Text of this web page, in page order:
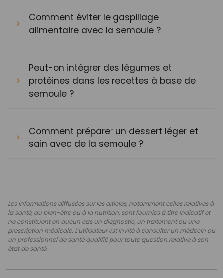
Comment éviter le gaspillage
alimentaire avec la semoule ?
Peut-on intégrer des légumes et
protéines dans les recettes à base de
semoule ?
Comment préparer un dessert léger et
sain avec de la semoule ?
Les informations diffusées sur les articles, notamment celles relatives à
la santé, au bien-être ou à la nutrition, sont fournies à titre indicatif et
ne constituent en aucun cas un diagnostic, un traitement ou une
prescription médicale. L'utilisateur est invité à consulter un médecin ou
un professionnel de santé qualifié pour toute question relative à son
état de santé.